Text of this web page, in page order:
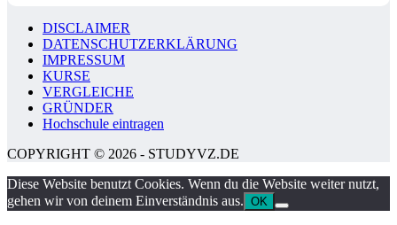
DISCLAIMER
DATENSCHUTZERKLÄRUNG
IMPRESSUM
KURSE
VERGLEICHE
GRÜNDER
Hochschule eintragen
COPYRIGHT © 2026 - STUDYVZ.DE
Diese Website benutzt Cookies. Wenn du die Website weiter nutzt,
gehen wir von deinem Einverständnis aus. OK